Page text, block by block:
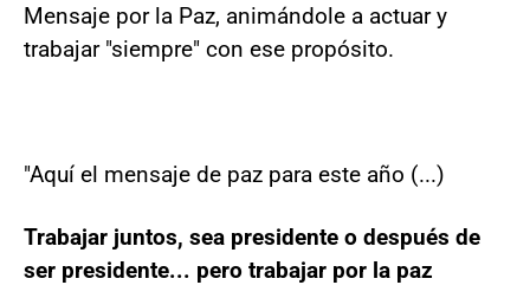
Mensaje por la Paz, animándole a actuar y
trabajar "siempre" con ese propósito.
"Aquí el mensaje de paz para este año (...)
Trabajar juntos, sea presidente o después de
ser presidente... pero trabajar por la paz